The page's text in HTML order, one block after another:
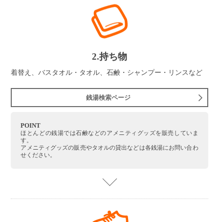
2.持ち物
着替え、バスタオル・タオル、石鹸・シャンプー・リンスなど
銭湯検索ページ
POINT
ほとんどの銭湯では石鹸などのアメニティグッズを販売していま
す。
アメニティグッズの販売やタオルの貸出などは各銭湯にお問い合わ
せください。